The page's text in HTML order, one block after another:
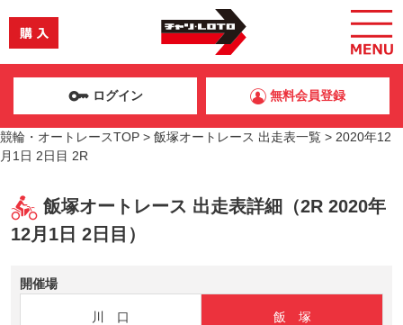
ログイン 無料会員登録
競輪・オートレースTOP > 飯塚オートレース 出走表一覧 > 2020年12
月1日 2日目 2R
飯塚オートレース 出走表詳細（2R 2020年
12月1日 2日目）
開催場
川 口 飯 塚